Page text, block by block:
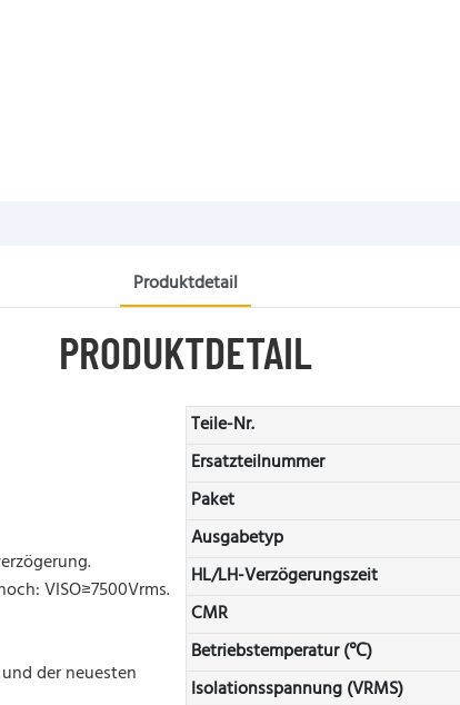
Produktdetail
PRODUKTDETAIL
VISO≥7500Vrms.
der neuesten
Teile-Nr.
Ersatzteilnummer
Paket
Ausgabetyp
HL/LH-Verzögerungszeit
CMR
Betriebstemperatur (℃)
Isolationsspannung (VRMS)